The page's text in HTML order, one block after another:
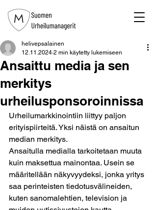
Ansaittu media ja sen
merkitys
urheilusponsoroinnissa
helivepsalainen
12.11.2024 2 min käytetty lukemiseen
Urheilumarkkinointiin liittyy paljon
erityispiirteitä. Yksi näistä on ansaitun
median merkitys.
Ansaitulla medialla tarkoitetaan muuta
kuin maksettua mainontaa. Usein se
määritellään näkyvyydeksi, jonka yritys
saa perinteisten tiedotusvälineiden,
kuten sanomalehtien, television ja